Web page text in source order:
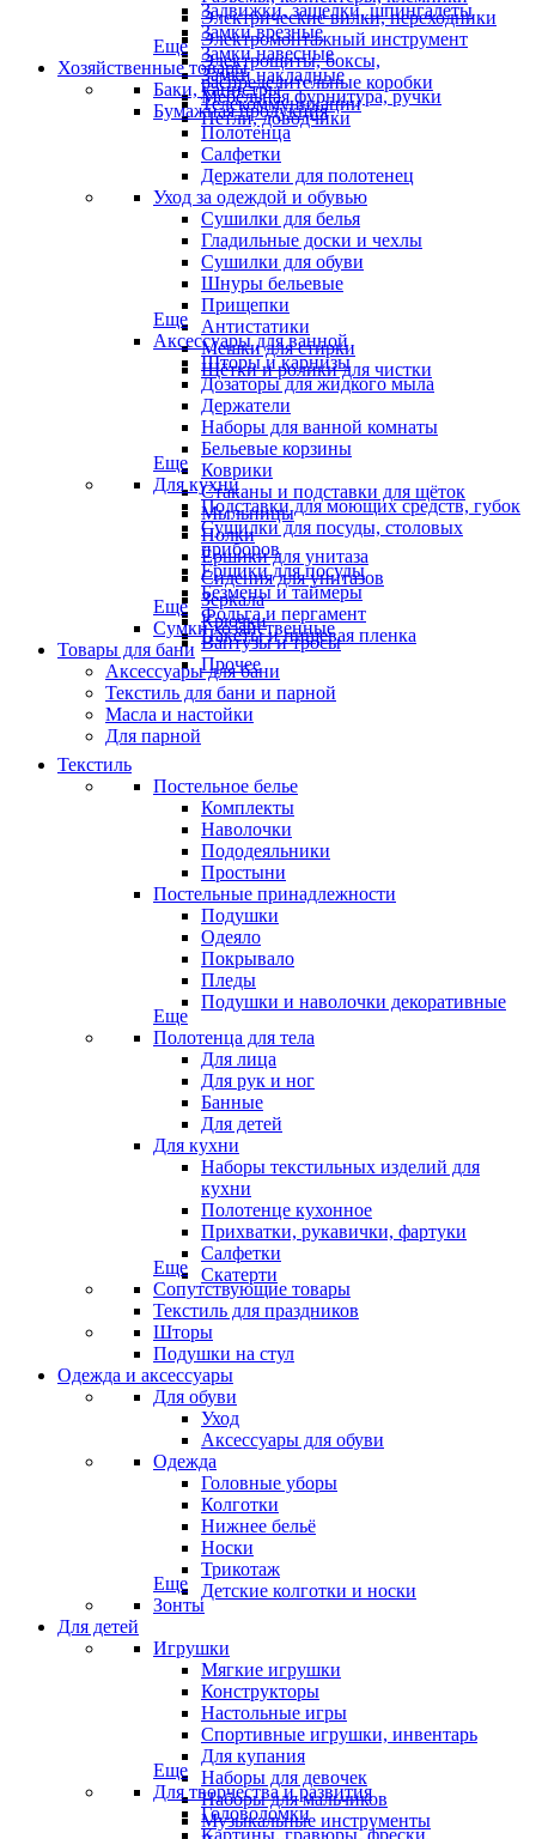
Электрические вилки, переходники
Электромонтажный инструмент
Электрощиты, боксы,
распределительные коробки
Телекоммуникации
Задвижки, защелки, шпингалеты
Замки врезные
Замки навесные
Замки накладные
Мебельная фурнитура, ручки
Петли, доводчики
Еще
Хозяйственные товары
Баки, канистры
Бумажная продукция
Полотенца
Салфетки
Держатели для полотенец
Уход за одеждой и обувью
Сушилки для белья
Гладильные доски и чехлы
Сушилки для обуви
Шнуры бельевые
Прищепки
Антистатики
Мешки для стирки
Щётки и ролики для чистки
Еще
Аксессуары для ванной
Шторы и карнизы
Дозаторы для жидкого мыла
Держатели
Наборы для ванной комнаты
Бельевые корзины
Коврики
Стаканы и подставки для щёток
Мыльницы
Полки
Ёршики для унитаза
Сидения для унитазов
Зеркала
Крючки
Вантузы и тросы
Прочее
Еще
Для кухни
Подставки для моющих средств, губок
Сушилки для посуды, столовых
приборов
Ёршики для посуды
Безмены и таймеры
Фольга и пергамент
Пакеты и пищевая пленка
Еще
Сумки хозяйственные
Товары для бани
Аксессуары для бани
Текстиль для бани и парной
Масла и настойки
Для парной
Текстиль
Постельное белье
Комплекты
Наволочки
Пододеяльники
Простыни
Постельные принадлежности
Подушки
Одеяло
Покрывало
Пледы
Подушки и наволочки декоративные
Еще
Полотенца для тела
Для лица
Для рук и ног
Банные
Для детей
Для кухни
Наборы текстильных изделий для
кухни
Полотенце кухонное
Прихватки, рукавички, фартуки
Салфетки
Скатерти
Еще
Сопутствующие товары
Текстиль для праздников
Шторы
Подушки на стул
Одежда и аксессуары
Для обуви
Уход
Аксессуары для обуви
Одежда
Головные уборы
Колготки
Нижнее бельё
Носки
Трикотаж
Детские колготки и носки
Еще
Зонты
Для детей
Игрушки
Мягкие игрушки
Конструкторы
Настольные игры
Спортивные игрушки, инвентарь
Для купания
Наборы для девочек
Наборы для мальчиков
Музыкальные инструменты
Еще
Для творчества и развития
Головоломки
Картины, гравюры, фрески